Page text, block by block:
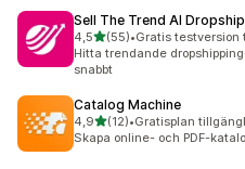
Sell The Trend AI
4,5av 5 stjärnor
(55)
55 recensioner totalt
•Gratis testversion
Hitta trendande
snabbt
Catalog Machine
4,9av 5 stjärnor
(12)
12 recensioner totalt
•Gratisplan
Skapa online- och PDF-